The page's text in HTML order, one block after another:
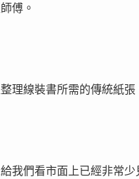
傅。
理線裝書所需的傳統紙張
我們看市面上已經非常少